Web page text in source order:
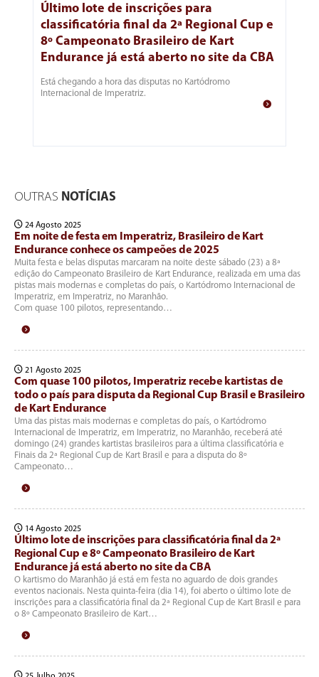
Último lote de inscrições para
classificatória final da 2ª Regional Cup e
8º Campeonato Brasileiro de Kart
Endurance já está aberto no site da CBA
Está chegando a hora das disputas no Kartódromo
Internacional de Imperatriz.
OUTRAS NOTÍCIAS
24 Agosto 2025
Em noite de festa em Imperatriz, Brasileiro de Kart
Endurance conhece os campeões de 2025
Muita festa e belas disputas marcaram na noite deste sábado (23) a 8ª
edição do Campeonato Brasileiro de Kart Endurance, realizada em uma das
pistas mais modernas e completas do país, o Kartódromo Internacional de
Imperatriz, em Imperatriz, no Maranhão.
Com quase 100 pilotos, representando…
21 Agosto 2025
Com quase 100 pilotos, Imperatriz recebe kartistas de
todo o país para disputa da Regional Cup Brasil e Brasileiro
de Kart Endurance
Uma das pistas mais modernas e completas do país, o Kartódromo
Internacional de Imperatriz, em Imperatriz, no Maranhão, receberá até
domingo (24) grandes kartistas brasileiros para a última classificatória e
Finais da 2ª Regional Cup de Kart Brasil e para a disputa do 8º
Campeonato…
14 Agosto 2025
Último lote de inscrições para classificatória final da 2ª
Regional Cup e 8º Campeonato Brasileiro de Kart
Endurance já está aberto no site da CBA
O kartismo do Maranhão já está em festa no aguardo de dois grandes
eventos nacionais. Nesta quinta-feira (dia 14), foi aberto o último lote de
inscrições para a classificatória final da 2ª Regional Cup de Kart Brasil e para
o 8º Campeonato Brasileiro de Kart…